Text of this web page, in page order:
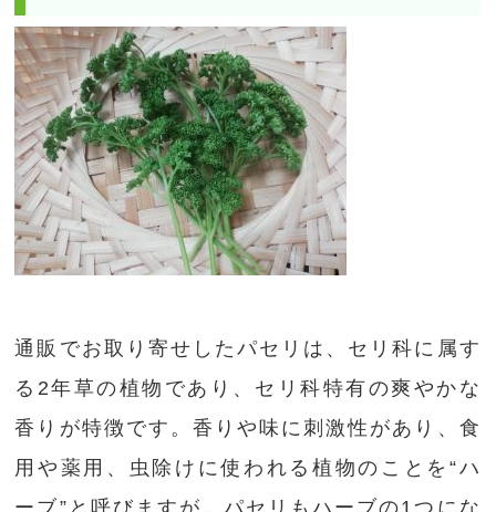
通販でお取り寄せしたパセリは、セリ科に属す
る2年草の植物であり、セリ科特有の爽やかな
香りが特徴です。香りや味に刺激性があり、食
用や薬用、虫除けに使われる植物のことを“ハ